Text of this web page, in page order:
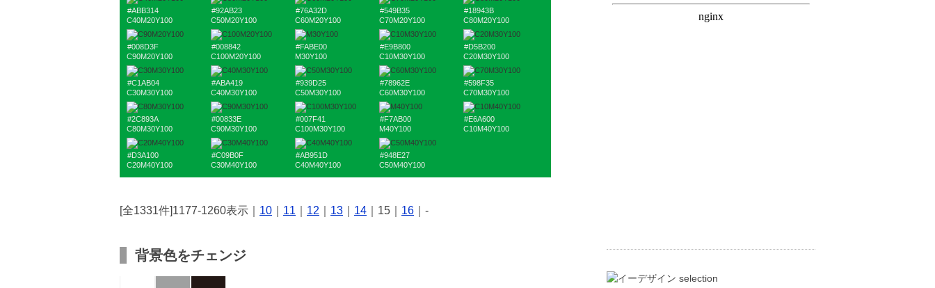
#ABB314
C40M20Y100
#92AB23
C50M20Y100
#76A32D
C60M20Y100
#549B35
C70M20Y100
#18943B
C80M20Y100
#008D3F
C90M20Y100
#008842
C100M20Y100
#FABE00
M30Y100
#E9B800
C10M30Y100
#D5B200
C20M30Y100
#C1AB04
C30M30Y100
#ABA419
C40M30Y100
#939D25
C50M30Y100
#78962E
C60M30Y100
#598F35
C70M30Y100
#2C893A
C80M30Y100
#00833E
C90M30Y100
#007F41
C100M30Y100
#F7AB00
M40Y100
#E6A600
C10M40Y100
#D3A100
C20M40Y100
#C09B0F
C30M40Y100
#AB951D
C40M40Y100
#948E27
C50M40Y100
[全1331件]1177-1260表示｜ 10 11 12 13 14 ｜15｜ 16 ｜-
背景色をチェンジ